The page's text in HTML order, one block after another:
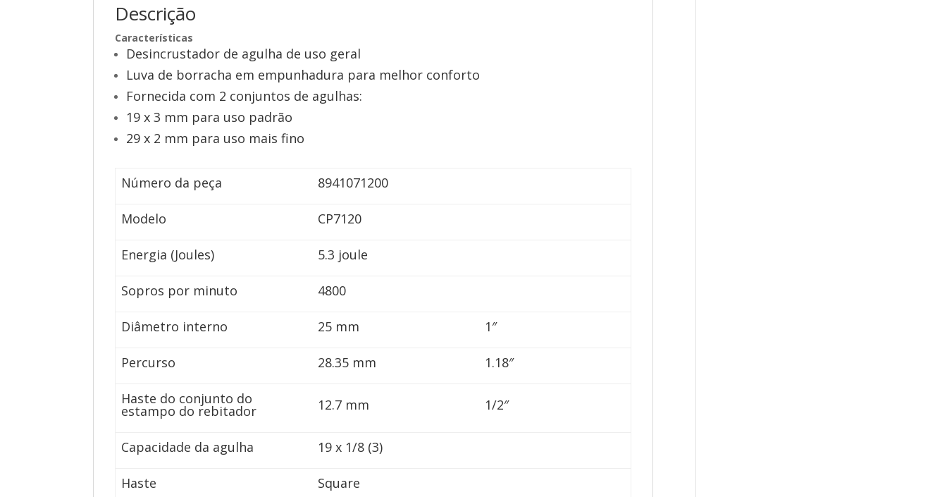
Descrição
Características
Desincrustador de agulha de uso geral
Luva de borracha em empunhadura para melhor conforto
Fornecida com 2 conjuntos de agulhas:
19 x 3 mm para uso padrão
29 x 2 mm para uso mais fino
Número da peça 8941071200
Modelo CP7120
Energia (Joules) 5.3 joule
Sopros por minuto 4800
Diâmetro interno 25 mm 1″
Percurso 28.35 mm 1.18″
Haste do conjunto do
estampo do rebitador 12.7 mm 1/2″
Capacidade da agulha 19 x 1/8 (3)
Haste Square